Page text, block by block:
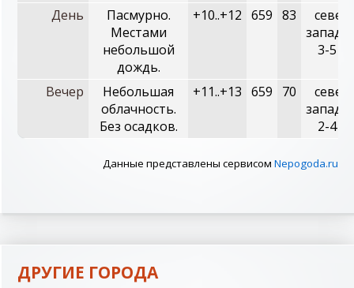
День
Пасмурно.
Местами
небольшой
дождь.
+10..+12 659 83
3-5
Вечер
Небольшая
облачность.
Без осадков.
+11..+13 659 70
2-4
Данные представлены сервисом Nepogoda.ru
ДРУГИЕ ГОРОДА